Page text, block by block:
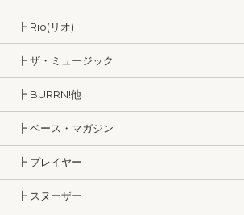
┣ Rio(リオ)
┣ ザ・ミュージック
┣ BURRN!他
┣ ベース・マガジン
┣ プレイヤー
┣ スヌーザー